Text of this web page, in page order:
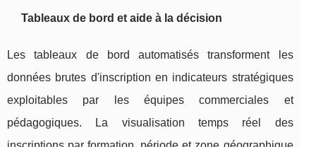
Tableaux de bord et aide à la décision
Les tableaux de bord automatisés transforment les
données brutes d'inscription en indicateurs stratégiques
exploitables par les équipes commerciales et
pédagogiques. La visualisation temps réel des